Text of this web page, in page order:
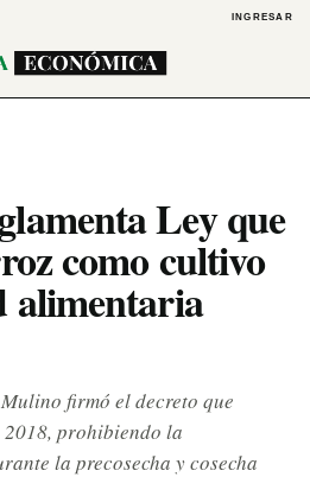
INGRESAR
Ley que
como cultivo
alimentaria
firmó el decreto que
2018, prohibiendo la
la precosecha y cosecha